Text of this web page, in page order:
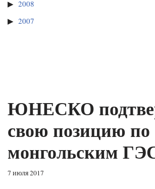
2008
2007
ЮНЕСКО
свою позицию по
монгольским
7 июля 2017